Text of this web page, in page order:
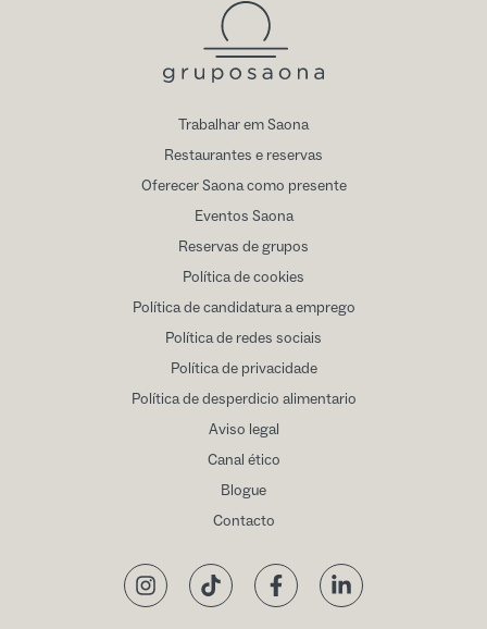
Trabalhar em Saona
Restaurantes e reservas
Oferecer Saona como presente
Eventos Saona
Reservas de grupos
Política de cookies
Política de candidatura a emprego
Política de redes sociais
Política de privacidade
Política de desperdicio alimentario
Aviso legal
Canal ético
Blogue
Contacto
InstagramTikTok FacebookLinkedIn